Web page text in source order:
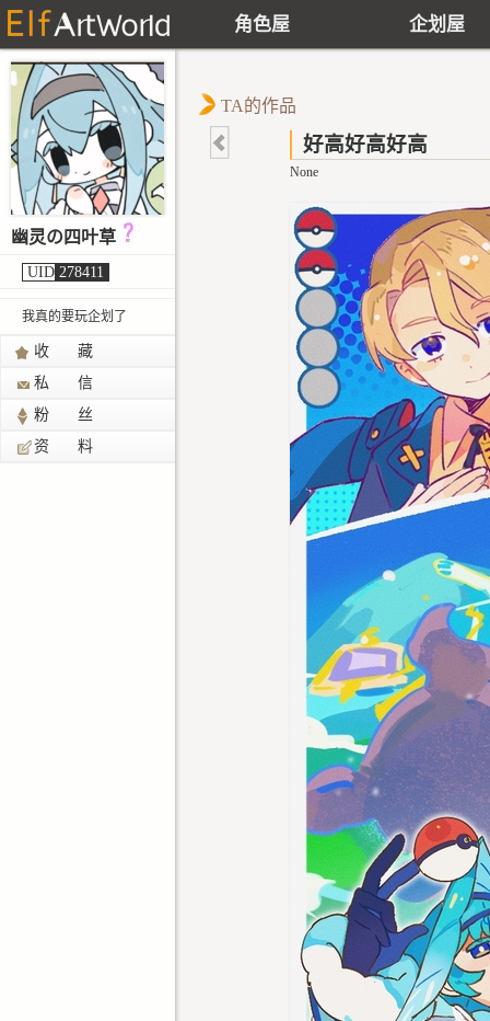
角色屋 企划屋
幽灵の四叶草
UID 278411
我真的要玩企划了
收 藏
私 信
粉 丝
资 料
TA的作品
好高好高好高
None